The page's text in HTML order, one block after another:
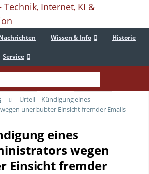
Nachrichten Wissen & Info Historie
Service
Urteil – Kündigung eines
unerlaubter Einsicht fremder Emails
eines
wegen
Einsicht fremder